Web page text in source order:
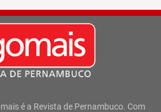
é a Revista de Pernambuco. Com